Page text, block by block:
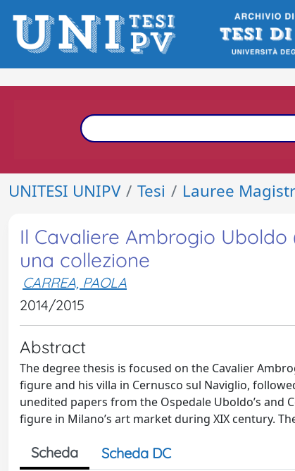
UNITESI UNIPV Tesi Lauree
Il Cavaliere Ambrogio Uboldo
una collezione
CARREA, PAOLA
2014/2015
Abstract
The degree thesis is focused on the Cavalier
figure and his villa in Cernusco sul Naviglio,
unedited papers from the Ospedale Uboldo’s and
figure in Milano’s art market during XIX century.
Scheda Scheda DC